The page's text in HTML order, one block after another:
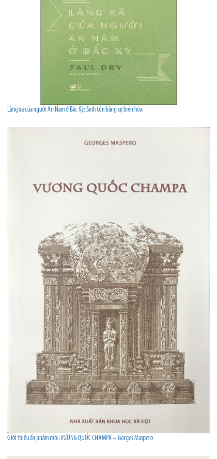
Làng xã của người An Nam ở Bắc Kỳ: Sinh tồn bằng sự biến hóa
Giới thiệu ấn phẩm mới: VƯƠNG QUỐC CHAMPA – Gorges Maspero